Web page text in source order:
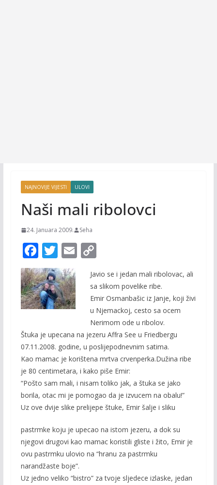
NAJNOVIJE VIJESTI ULOVI
Naši mali ribolovci
24. Januara 2009. Seha
F
ac
e
b
o
o
k
T
w
itt
er
E C
p
y
Li
n
k
Javio se i jedan mali ribolovac, ali
sa slikom povelike ribe.
Emir Osmanbašic iz Janje, koji živi
u Njemackoj, cesto sa ocem
Nerimom ode u ribolov.
Štuka je upecana na jezeru Affra See u Friedbergu
07.11.2008. godine, u poslijepodnevnim satima.
Kao mamac je korištena mrtva crvenperka.Dužina ribe
je 80 centimetara, i kako piše Emir:
“Pošto sam mali, i nisam toliko jak, a štuka se jako
borila, otac mi je pomogao da je izvucem na obalu!”
Uz ove dvije slike prelijepe štuke, Emir šalje i sliku
pastrmke koju je upecao na istom jezeru, a dok su
njegovi drugovi kao mamac koristili gliste i žito, Emir je
ovu pastrmku ulovio na “hranu za pastrmku
narandžaste boje”.
Uz jedno veliko “bistro” za tvoje sljedece izlaske, jedan